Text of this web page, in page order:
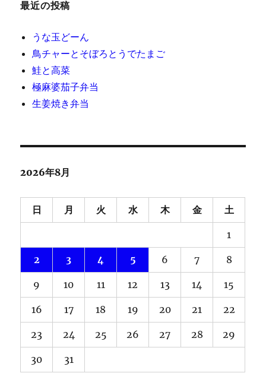
最近の投稿
うな玉どーん
鳥チャーとそぼろとうでたまご
鮭と高菜
極麻婆茄子弁当
生姜焼き弁当
2026年8月
日 月 火 水 木 金 土
1
2 3 4 5 6 7 8
9 10 11 12 13 14 15
16 17 18 19 20 21 22
23 24 25 26 27 28 29
30 31